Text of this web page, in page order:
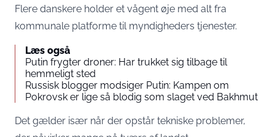
Flere danskere holder et vågent øje med alt fra
kommunale platforme til myndigheders tjenester.
Læs også
Putin frygter droner: Har trukket sig tilbage til
hemmeligt sted
Russisk blogger modsiger Putin: Kampen om
Pokrovsk er lige så blodig som slaget ved Bakhmut
Det gælder især når der opstår tekniske problemer,